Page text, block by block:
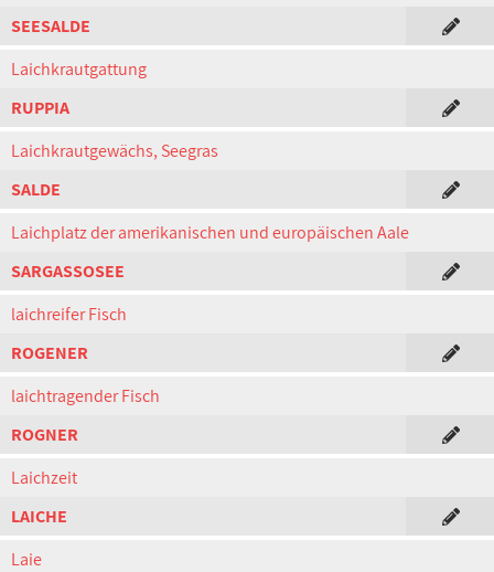
SEESALDE
Laichkrautgattung
RUPPIA
Laichkrautgewächs, Seegras
SALDE
Laichplatz der amerikanischen und europäischen Aale
SARGASSOSEE
laichreifer Fisch
ROGENER
laichtragender Fisch
ROGNER
Laichzeit
LAICHE
Laie